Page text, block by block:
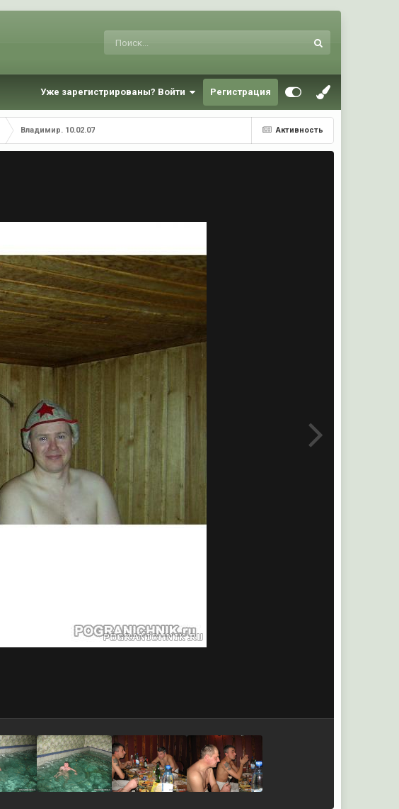
Уже зарегистрированы? Войти Регистрация
Активность
Владимир. 10.02.07